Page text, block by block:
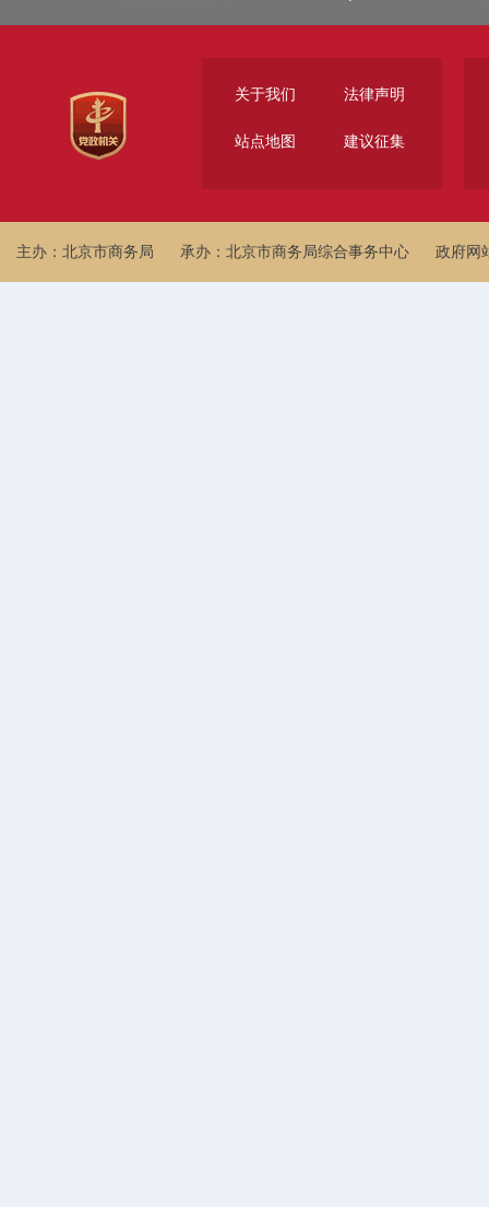
关于我们 法律声明
站点地图 建议征集
主办：北京市商务局 承办：北京市商务局综合事务中心 政府网